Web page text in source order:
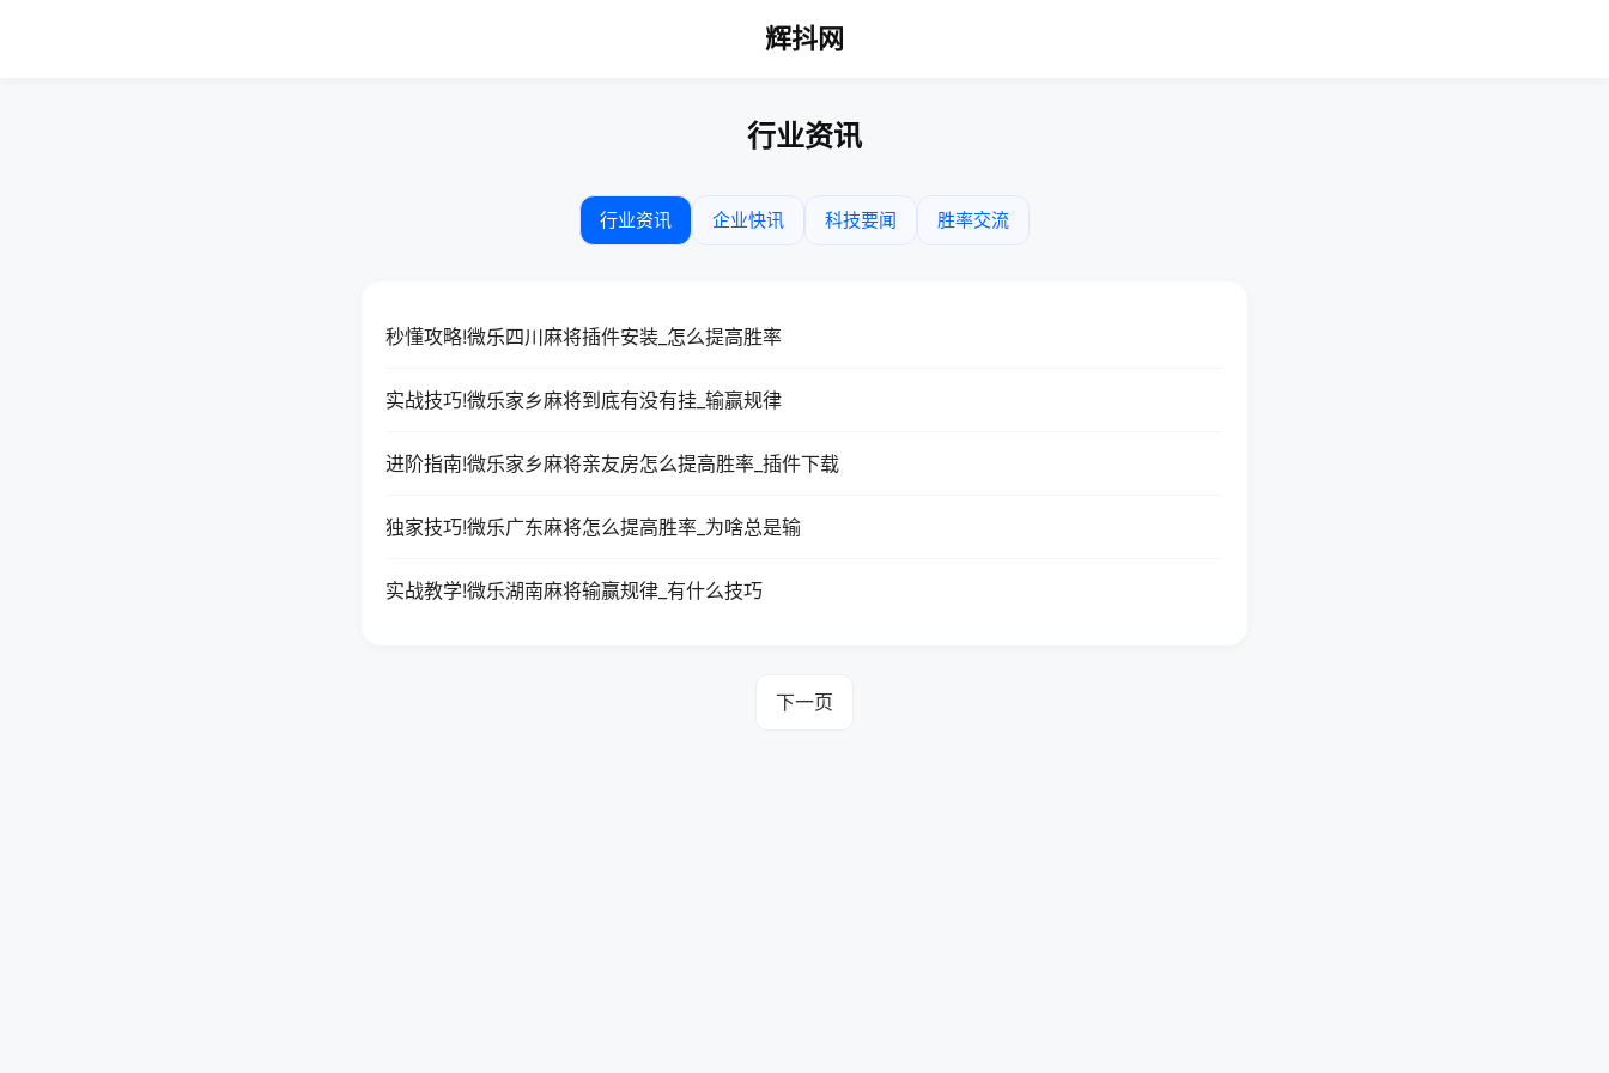
辉抖网
行业资讯
行业资讯 企业快讯 科技要闻 胜率交流
秒懂攻略!微乐四川麻将插件安装_怎么提高胜率
实战技巧!微乐家乡麻将到底有没有挂_输赢规律
进阶指南!微乐家乡麻将亲友房怎么提高胜率_插件下载
独家技巧!微乐广东麻将怎么提高胜率_为啥总是输
实战教学!微乐湖南麻将输赢规律_有什么技巧
下一页